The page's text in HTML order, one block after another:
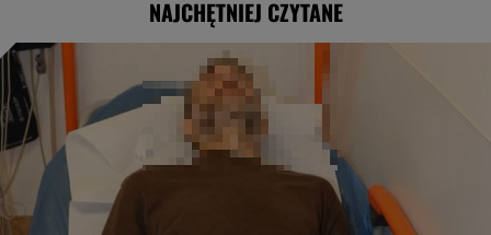
NAJCHĘTNIEJ CZYTANE